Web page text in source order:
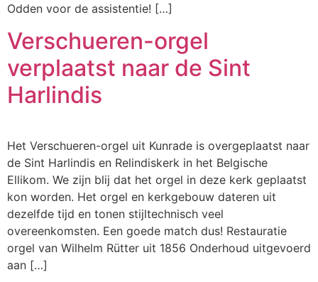
Odden voor de assistentie! […]
Verschueren-orgel
verplaatst naar de Sint
Harlindis
Het Verschueren-orgel uit Kunrade is overgeplaatst naar
de Sint Harlindis en Relindiskerk in het Belgische
Ellikom. We zijn blij dat het orgel in deze kerk geplaatst
kon worden. Het orgel en kerkgebouw dateren uit
dezelfde tijd en tonen stijltechnisch veel
overeenkomsten. Een goede match dus! Restauratie
orgel van Wilhelm Rütter uit 1856 Onderhoud uitgevoerd
aan […]